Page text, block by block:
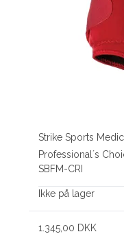
Strike Sports
Professional´s
SBFM-CRI
Ikke på lager
1.345,00 DKK